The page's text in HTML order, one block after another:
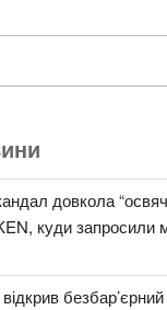
довкола
куди запросили